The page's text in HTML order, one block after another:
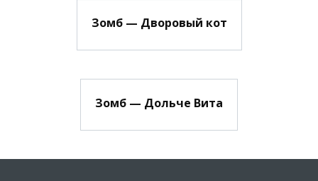
Зомб — Дворовый кот
Зомб — Дольче Вита